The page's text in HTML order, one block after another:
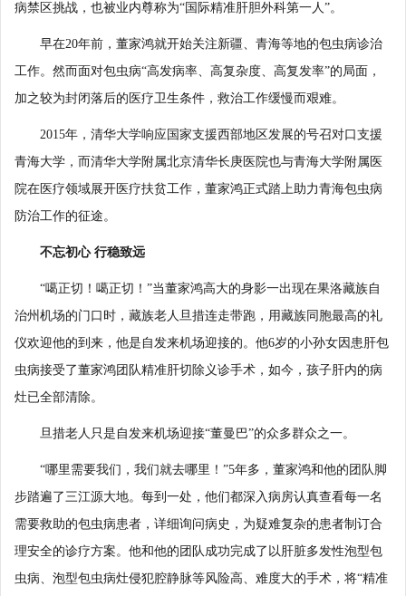
病禁区挑战，也被业内尊称为“国际精准肝胆外科第一人”。
早在20年前，董家鸿就开始关注新疆、青海等地的包虫病诊治
工作。然而面对包虫病“高发病率、高复杂度、高复发率”的局面，
加之较为封闭落后的医疗卫生条件，救治工作缓慢而艰难。
2015年，清华大学响应国家支援西部地区发展的号召对口支援
青海大学，而清华大学附属北京清华长庚医院也与青海大学附属医
院在医疗领域展开医疗扶贫工作，董家鸿正式踏上助力青海包虫病
防治工作的征途。
不忘初心 行稳致远
“噶正切！噶正切！”当董家鸿高大的身影一出现在果洛藏族自
治州机场的门口时，藏族老人旦措连走带跑，用藏族同胞最高的礼
仪欢迎他的到来，他是自发来机场迎接的。他6岁的小孙女因患肝包
虫病接受了董家鸿团队精准肝切除义诊手术，如今，孩子肝内的病
灶已全部清除。
旦措老人只是自发来机场迎接“董曼巴”的众多群众之一。
“哪里需要我们，我们就去哪里！”5年多，董家鸿和他的团队脚
步踏遍了三江源大地。每到一处，他们都深入病房认真查看每一名
需要救助的包虫病患者，详细询问病史，为疑难复杂的患者制订合
理安全的诊疗方案。他和他的团队成功完成了以肝脏多发性泡型包
虫病、泡型包虫病灶侵犯腔静脉等风险高、难度大的手术，将“精准